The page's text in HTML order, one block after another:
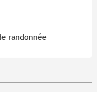
randonnée